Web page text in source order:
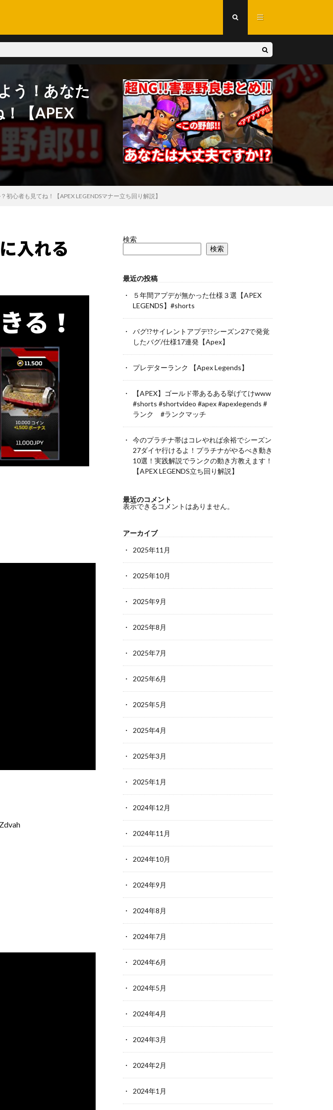
う！あなた
【APEX
心者も見てね！【APEX LEGENDSマナー立ち回り解説】
検索
検索
最近の投稿
５年間アプデが無かった仕様３選【APEX
LEGENDS】#shorts
バグ!?サイレントアプデ!?シーズン27で発覚
したバグ/仕様17連発【Apex】
プレデターランク 【Apex Legends】
【APEX】ゴールド帯あるある挙げてけwww
#shorts #shortvideo #apex #apexlegends #
ランク #ランクマッチ
今のプラチナ帯はコレやれば余裕でシーズン
27ダイヤ行けるよ！プラチナがやるべき動き
10選！実践解説でランクの動き方教えます！
【APEX LEGENDS立ち回り解説】
最近のコメント
表示できるコメントはありません。
アーカイブ
2025年11月
2025年10月
2025年9月
2025年8月
2025年7月
2025年6月
2025年5月
2025年4月
2025年3月
2025年1月
2024年12月
2024年11月
2024年10月
2024年9月
2024年8月
2024年7月
2024年6月
2024年5月
2024年4月
2024年3月
2024年2月
2024年1月